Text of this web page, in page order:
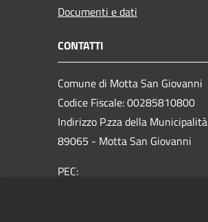
Documenti e dati
CONTATTI
Comune di Motta San Giovanni
Codice Fiscale: 00285810800
Indirizzo P.zza della Municipalità
89065 - Motta San Giovanni
PEC: